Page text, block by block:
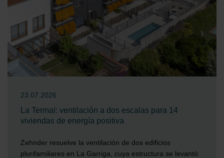
23.07.2026
La Termal: ventilación a dos escalas para 14
viviendas de energía positiva
Zehnder resuelve la ventilación de dos edificios
plurifamiliares en La Garriga, cuya estructura se levantó